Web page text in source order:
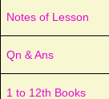
Notes of Lesson
Qn & Ans
1 to 12th Books